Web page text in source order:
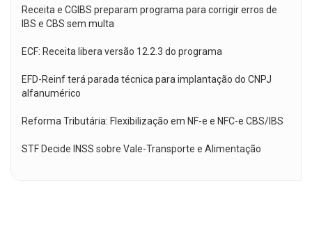
Receita e CGIBS preparam programa para corrigir erros de
IBS e CBS sem multa
ECF: Receita libera versão 12.2.3 do programa
EFD-Reinf terá parada técnica para implantação do CNPJ
alfanumérico
Reforma Tributária: Flexibilização em NF-e e NFC-e CBS/IBS
STF Decide INSS sobre Vale-Transporte e Alimentação